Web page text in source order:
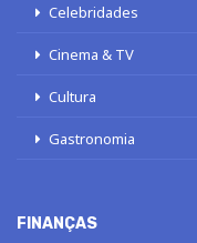
Celebridades
Cinema & TV
Cultura
Gastronomia
FINANÇAS